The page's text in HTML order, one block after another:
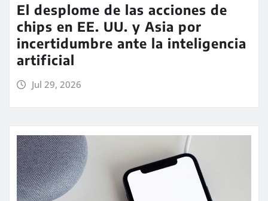
El desplome de las acciones de
chips en EE. UU. y Asia por
incertidumbre ante la inteligencia
artificial
Jul 29, 2026